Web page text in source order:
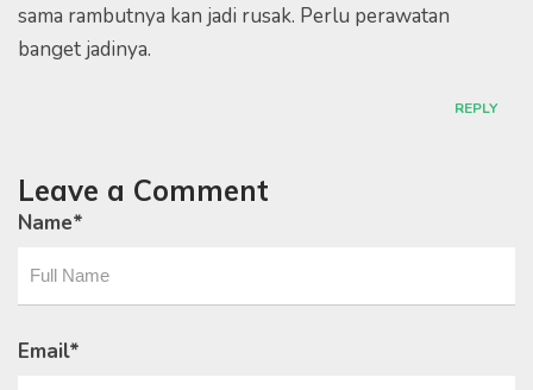
sama rambutnya kan jadi rusak. Perlu perawatan
banget jadinya.
REPLY
Leave a Comment
Name*
Email*